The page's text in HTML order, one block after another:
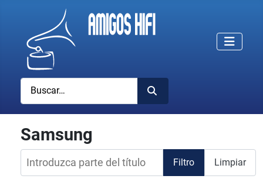
Buscar
Samsung
Introduzca parte del título
Filtro Limpiar